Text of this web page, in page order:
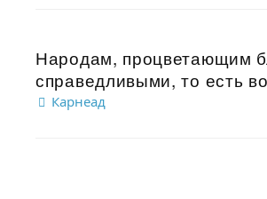
Народам, процветающим
справедливыми, то есть
Карнеад